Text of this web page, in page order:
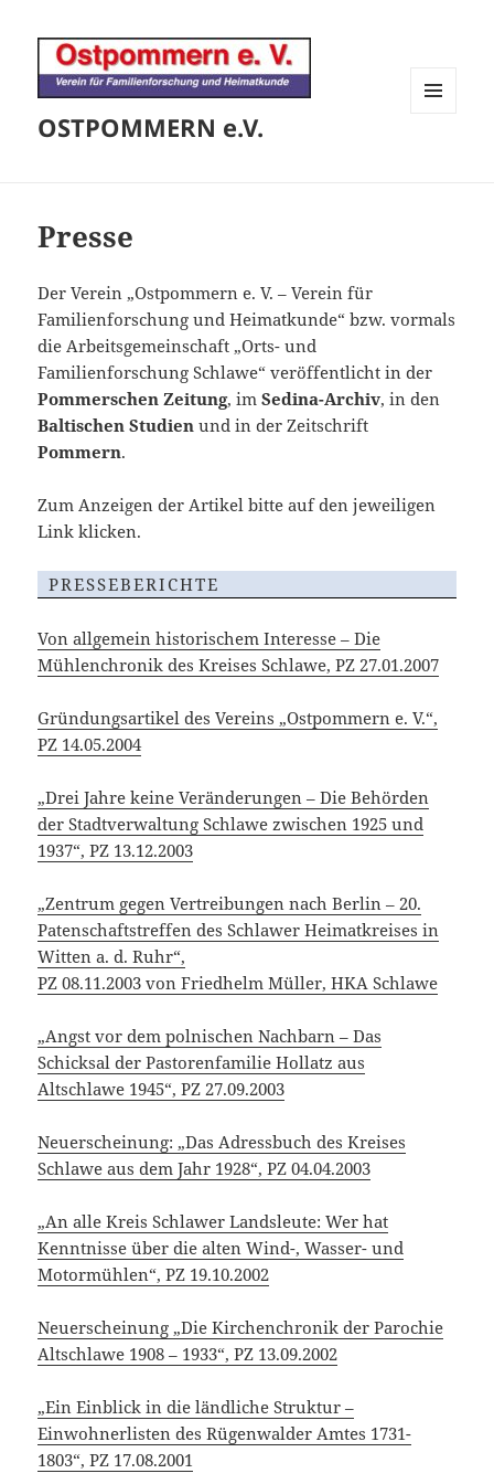
OSTPOMMERN e.V.
Presse
Der Verein „Ostpommern e. V. – Verein für
Familienforschung und Heimatkunde“ bzw. vormals
die Arbeitsgemeinschaft „Orts- und
Familienforschung Schlawe“ veröffentlicht in der
Pommerschen Zeitung, imSedina-Archiv, in den
Baltischen Studien und in der Zeitschrift
Pommern.
Zum Anzeigen der Artikel bitte auf den jeweiligen
Link klicken.
PRESSEBERICHTE
Von allgemein historischem Interesse – Die
Mühlenchronik des Kreises Schlawe, PZ 27.01.2007
Gründungsartikel des Vereins „Ostpommern e. V.“,
PZ 14.05.2004
„Drei Jahre keine Veränderungen – Die Behörden
der Stadtverwaltung Schlawe zwischen 1925 und
1937“, PZ 13.12.2003
„Zentrum gegen Vertreibungen nach Berlin – 20.
Patenschaftstreffen des Schlawer Heimatkreises in
Witten a. d. Ruhr“,
PZ 08.11.2003 von Friedhelm Müller, HKA Schlawe
„Angst vor dem polnischen Nachbarn – Das
Schicksal der Pastorenfamilie Hollatz aus
Altschlawe 1945“, PZ 27.09.2003
Neuerscheinung: „Das Adressbuch des Kreises
Schlawe aus dem Jahr 1928“, PZ 04.04.2003
„An alle Kreis Schlawer Landsleute: Wer hat
Kenntnisse über die alten Wind-, Wasser- und
Motormühlen“, PZ 19.10.2002
Neuerscheinung „Die Kirchenchronik der Parochie
Altschlawe 1908 – 1933“, PZ 13.09.2002
„Ein Einblick in die ländliche Struktur –
Einwohnerlisten des Rügenwalder Amtes 1731-
1803“, PZ 17.08.2001